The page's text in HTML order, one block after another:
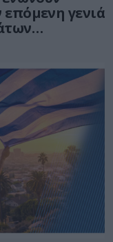
επόμενη γενιά